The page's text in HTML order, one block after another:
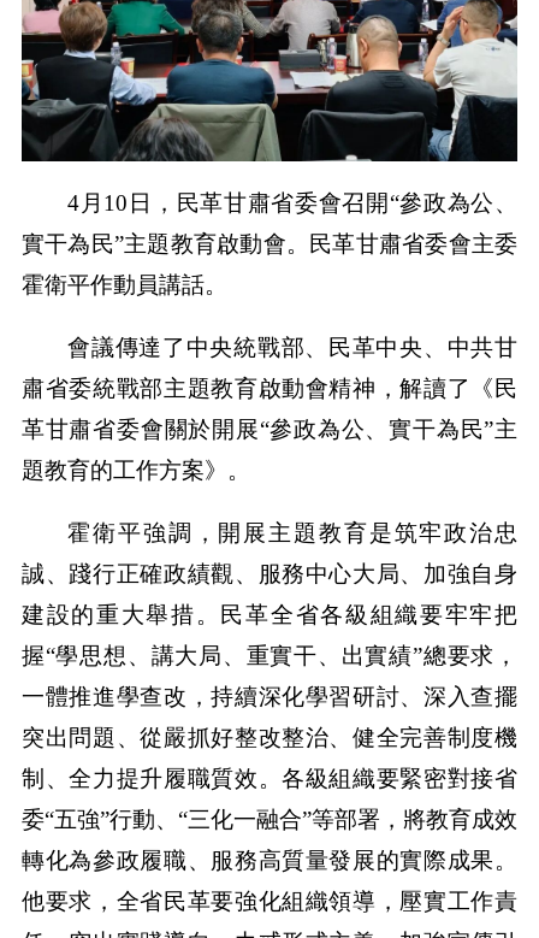
4月10日，民革甘肅省委會召開“參政為公、
實干為民”主題教育啟動會。民革甘肅省委會主委
霍衛平作動員講話。
會議傳達了中央統戰部、民革中央、中共甘
肅省委統戰部主題教育啟動會精神，解讀了《民
革甘肅省委會關於開展“參政為公、實干為民”主
題教育的工作方案》。
霍衛平強調，開展主題教育是筑牢政治忠
誠、踐行正確政績觀、服務中心大局、加強自身
建設的重大舉措。民革全省各級組織要牢牢把
握“學思想、講大局、重實干、出實績”總要求，
一體推進學查改，持續深化學習研討、深入查擺
突出問題、從嚴抓好整改整治、健全完善制度機
制、全力提升履職質效。各級組織要緊密對接省
委“五強”行動、“三化一融合”等部署，將教育成效
轉化為參政履職、服務高質量發展的實際成果。
他要求，全省民革要強化組織領導，壓實工作責